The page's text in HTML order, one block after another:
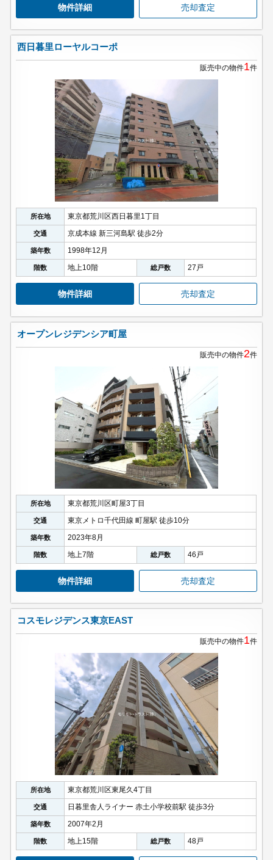
物件詳細 売却査定
西日暮里ローヤルコーポ
販売中の物件1件
所在地 東京都荒川区西日暮里1丁目
交通 京成本線 新三河島駅 徒歩2分
築年数 1998年12月
階数 地上10階 総戸数 27戸
物件詳細 売却査定
オープンレジデンシア町屋
販売中の物件2件
所在地 東京都荒川区町屋3丁目
交通 東京メトロ千代田線 町屋駅 徒歩10分
築年数 2023年8月
階数 地上7階 総戸数 46戸
物件詳細 売却査定
コスモレジデンス東京EAST
販売中の物件1件
所在地 東京都荒川区東尾久4丁目
交通 日暮里舎人ライナー 赤土小学校前駅 徒歩3分
築年数 2007年2月
階数 地上15階 総戸数 48戸